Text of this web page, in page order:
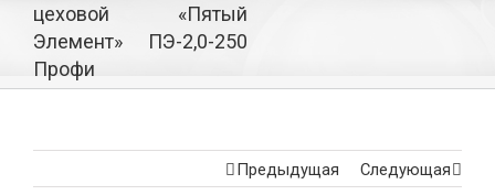
цеховой «Пятый
Элемент» ПЭ-2,0-250
Профи
Предыдущая Следующая